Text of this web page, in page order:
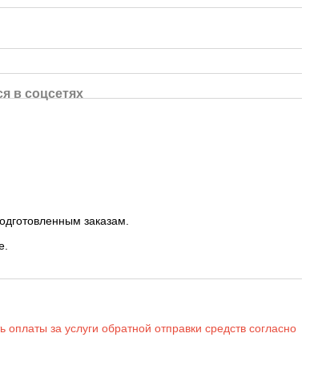
в соцсетях
заказам.
оплаты за услуги обратной отправки средств согласно